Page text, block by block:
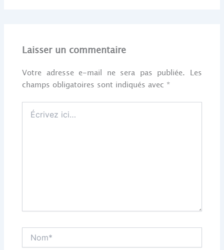
Laisser un commentaire
Votre adresse e-mail ne sera pas publiée. Les
champs obligatoires sont indiqués avec *
Écrivez
ici…
Nom*